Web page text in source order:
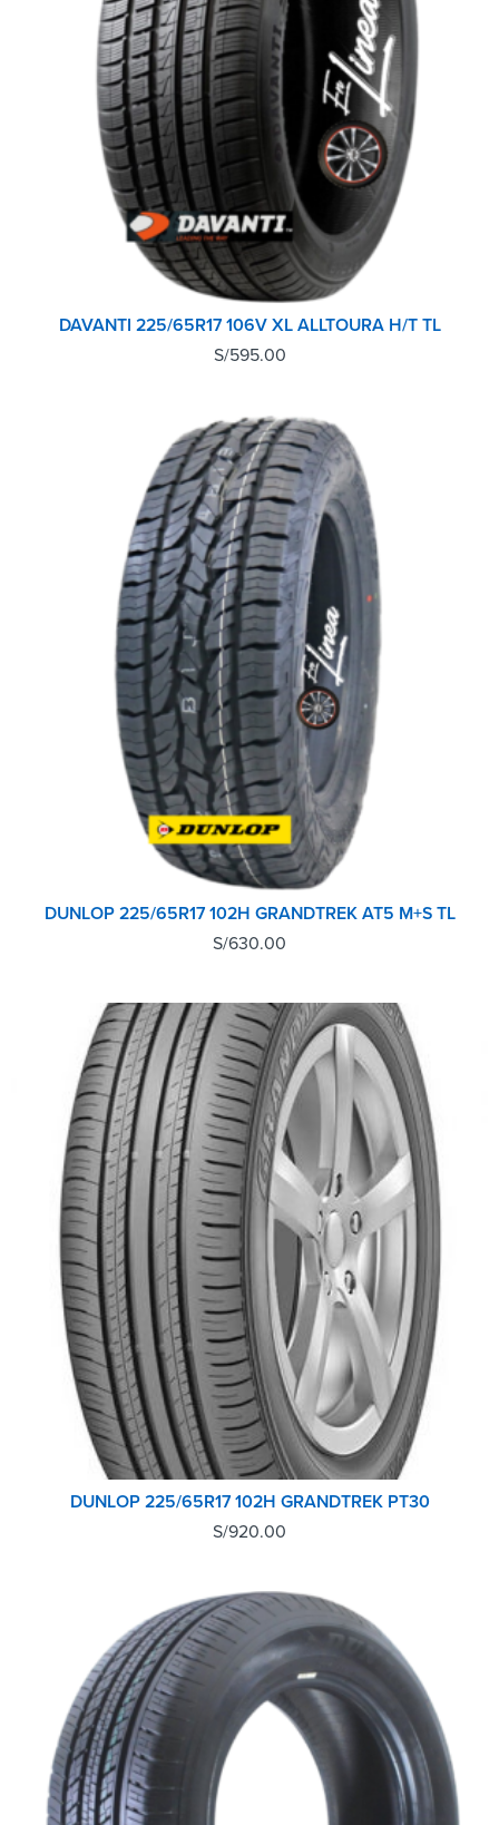
DAVANTI 225/65R17 106V XL ALLTOURA H/T TL
S/595.00
DUNLOP 225/65R17 102H GRANDTREK AT5 M+S TL
S/630.00
DUNLOP 225/65R17 102H GRANDTREK PT30
S/920.00